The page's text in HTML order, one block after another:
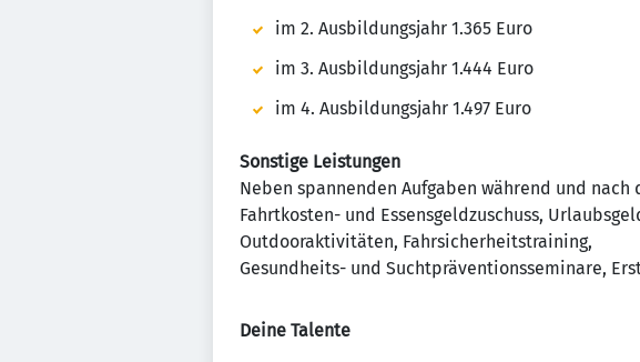
im 2. Ausbildungsjahr 1.365 Euro
im 3. Ausbildungsjahr 1.444 Euro
im 4. Ausbildungsjahr 1.497 Euro
Sonstige Leistungen
Neben spannenden Aufgaben während und
Fahrtkosten- und Essensgeldzuschuss,
Outdooraktivitäten, Fahrsicherheitstraining,
Gesundheits- und Suchtpräventionsseminare,
Deine Talente